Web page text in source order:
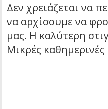
Δεν χρειάζεται να
να αρχίσουμε να
μας. Η καλύτερη
Μικρές